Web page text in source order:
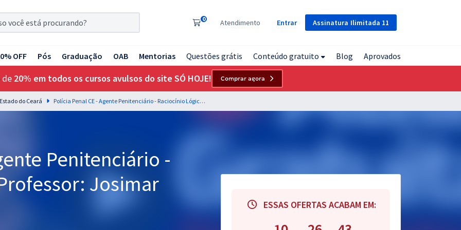
Assinatura Ilimitada 11
0 Atendimento Entrar
OFF Pós Graduação OAB Mentorias Questões grátis Conteúdo gratuito Blog Aprovados
de 20% em todos os cursos avulsos do site SÓ HOJE! Comprar agora
do Ceará Polícia Penal CE - Agente Penitenciário - Raciocínio Lógico - Professor: Josimar Padilha
Penitenciário -
Josimar
ESSAS OFERTAS ACABAM EM: